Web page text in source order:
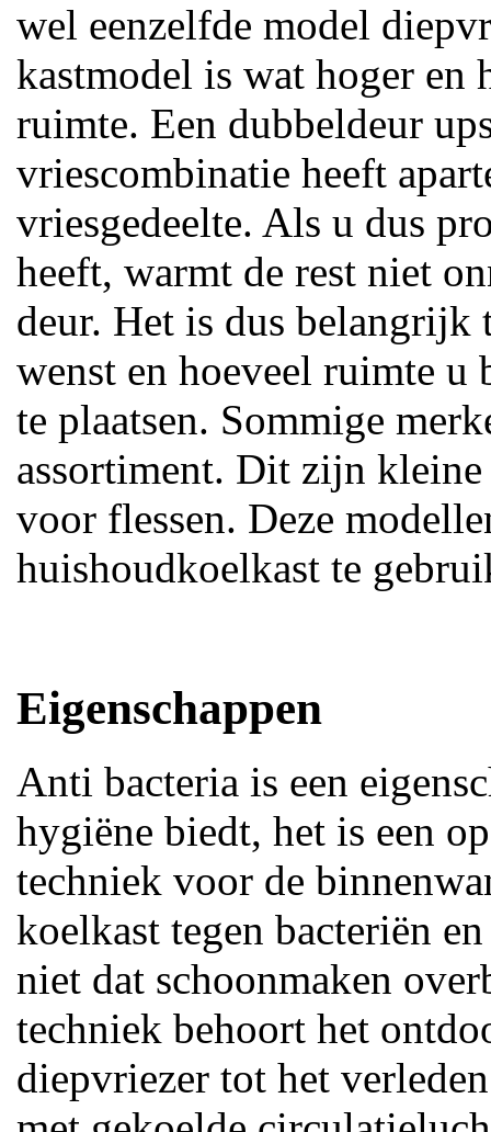
wel eenzelfde model
kastmodel is wat hoger en
ruimte. Een dubbeldeur
vriescombinatie heeft
vriesgedeelte. Als u dus
heeft, warmt de rest niet
deur. Het is dus belangrijk
wenst en hoeveel ruimte u
te plaatsen. Sommige
assortiment. Dit zijn
voor flessen. Deze
huishoudkoelkast te
Eigenschappen
Anti bacteria is een
hygiëne biedt, het is een
techniek voor de
koelkast tegen bacteriën
niet dat schoonmaken
techniek behoort het
diepvriezer tot het